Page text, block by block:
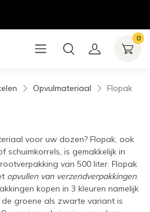
0
Opvulmateriaal Flopak
voor uw dozen? Flopak, ook
schuimkorrels, is gemakkelijk in
van 500 liter. Flopak
opvullen van verzendverpakkingen.
kopen in 3 kleuren namelijk
groene als zwarte variant is